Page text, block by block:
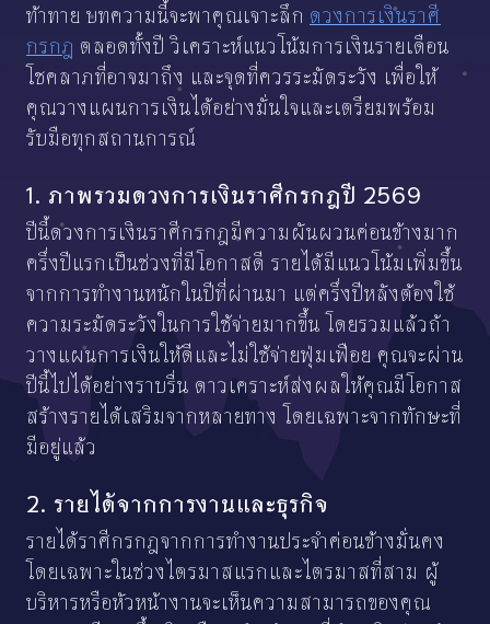
ท้าทาย บทความนี้จะพาคุณเจาะลึก ดวงการเงินราศี
กรกฎ ตลอดทั้งปี วิเคราะห์แนวโน้มการเงินรายเดือน
โชคลาภที่อาจมาถึง และจุดที่ควรระมัดระวัง เพื่อให้
คุณวางแผนการเงินได้อย่างมั่นใจและเตรียมพร้อม
รับมือทุกสถานการณ์
1. ภาพรวมดวงการเงินราศีกรกฎปี 2569
ปีนี้ดวงการเงินราศีกรกฎมีความผันผวนค่อนข้างมาก
ครึ่งปีแรกเป็นช่วงที่มีโอกาสดี รายได้มีแนวโน้มเพิ่มขึ้น
จากการทำงานหนักในปีที่ผ่านมา แต่ครึ่งปีหลังต้องใช้
ความระมัดระวังในการใช้จ่ายมากขึ้น โดยรวมแล้วถ้า
วางแผนการเงินให้ดีและไม่ใช้จ่ายฟุ่มเฟือย คุณจะผ่าน
ปีนี้ไปได้อย่างราบรื่น ดาวเคราะห์ส่งผลให้คุณมีโอกาส
สร้างรายได้เสริมจากหลายทาง โดยเฉพาะจากทักษะที่
มีอยู่แล้ว
2. รายได้จากการงานและธุรกิจ
รายได้ราศีกรกฎจากการทำงานประจำค่อนข้างมั่นคง
โดยเฉพาะในช่วงไตรมาสแรกและไตรมาสที่สาม ผู้
บริหารหรือหัวหน้างานจะเห็นความสามารถของคุณ